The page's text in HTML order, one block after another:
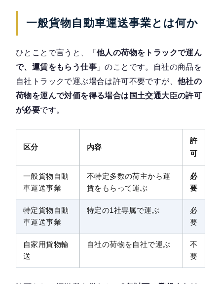
一般貨物自動車運送事業とは何か
ひとことで言うと、「 他人の荷物をトラックで運ん
で、運賃をもらう仕事 」のことです。自社の商品を
自社トラックで運ぶ場合は許可不要ですが、 他社の
荷物を運んで対価を得る場合は国土交通大臣の許可
が必要です。
区分 内容
許
可
一般貨物自動
車運送事業
不特定多数の荷主から運
賃をもらって運ぶ
必
要
特定貨物自動
車運送事業
特定の1社専属で運ぶ
必
要
自家用貨物輸
送
自社の荷物を自社で運ぶ
不
要